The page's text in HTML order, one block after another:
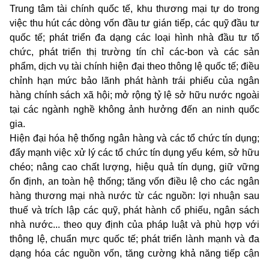
Trung tâm tài chính quốc tế, khu thương mại tự do trong
việc thu hút các dòng vốn đầu tư gián tiếp, các quỹ đầu tư
quốc tế; phát triển đa dạng các loại hình nhà đầu tư tổ
chức, phát triển thị trường tín chỉ các-bon và các sản
phẩm, dịch vụ tài chính hiện đại theo thông lệ quốc tế; điều
chỉnh hạn mức bảo lãnh phát hành trái phiếu của ngân
hàng chính sách xã hội; mở rộng tỷ lệ sở hữu nước ngoài
tại các ngành nghề không ảnh hưởng đến an ninh quốc
gia.
Hiện đại hóa hệ thống ngân hàng và các tổ chức tín dụng;
đẩy mạnh việc xử lý các tổ chức tín dụng yếu kém, sở hữu
chéo; nâng cao chất lượng, hiệu quả tín dụng, giữ vững
ổn định, an toàn hệ thống; tăng vốn điều lệ cho các ngân
hàng thương mại nhà nước từ các nguồn: lợi nhuận sau
thuế và trích lập các quỹ, phát hành cổ phiếu, ngân sách
nhà nước... theo quy định của pháp luật và phù hợp với
thông lệ, chuẩn mực quốc tế; phát triển lành mạnh và đa
dạng hóa các nguồn vốn, tăng cường khả năng tiếp cận